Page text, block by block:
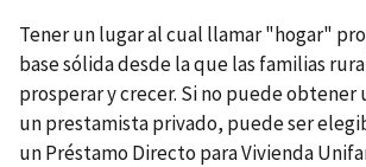
Tener un lugar al cual llamar "hogar"
base sólida desde la que las familias
prosperar y crecer. Si no puede obtener
un prestamista privado, puede ser
un Préstamo Directo para Vivienda